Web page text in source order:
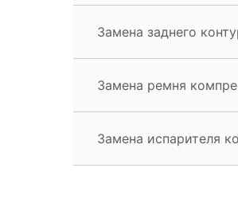
Замена заднего
Замена ремня
Замена испарителя